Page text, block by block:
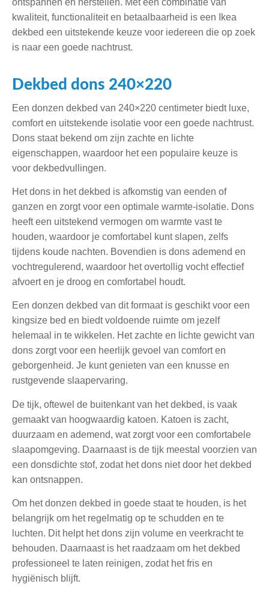
kwaliteit, functionaliteit en betaalbaarheid is een Ikea
dekbed een uitstekende keuze voor iedereen die op zoek
is naar een goede nachtrust.
Dekbed dons 240×220
Een donzen dekbed van 240×220 centimeter biedt luxe,
comfort en uitstekende isolatie voor een goede nachtrust.
Dons staat bekend om zijn zachte en lichte
eigenschappen, waardoor het een populaire keuze is
voor dekbedvullingen.
Het dons in het dekbed is afkomstig van eenden of
ganzen en zorgt voor een optimale warmte-isolatie. Dons
heeft een uitstekend vermogen om warmte vast te
houden, waardoor je comfortabel kunt slapen, zelfs
tijdens koude nachten. Bovendien is dons ademend en
vochtregulerend, waardoor het overtollig vocht effectief
afvoert en je droog en comfortabel houdt.
Een donzen dekbed van dit formaat is geschikt voor een
kingsize bed en biedt voldoende ruimte om jezelf
helemaal in te wikkelen. Het zachte en lichte gewicht van
dons zorgt voor een heerlijk gevoel van comfort en
geborgenheid. Je kunt genieten van een knusse en
rustgevende slaapervaring.
De tijk, oftewel de buitenkant van het dekbed, is vaak
gemaakt van hoogwaardig katoen. Katoen is zacht,
duurzaam en ademend, wat zorgt voor een comfortabele
slaapomgeving. Daarnaast is de tijk meestal voorzien van
een donsdichte stof, zodat het dons niet door het dekbed
kan ontsnappen.
Om het donzen dekbed in goede staat te houden, is het
belangrijk om het regelmatig op te schudden en te
luchten. Dit helpt het dons zijn volume en veerkracht te
behouden. Daarnaast is het raadzaam om het dekbed
professioneel te laten reinigen, zodat het fris en
hygiënisch blijft.